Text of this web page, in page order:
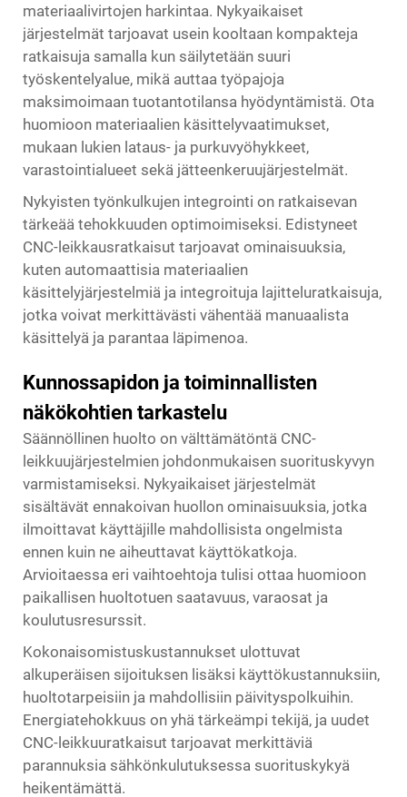
materiaalivirtojen harkintaa. Nykyaikaiset
järjestelmät tarjoavat usein kooltaan kompakteja
ratkaisuja samalla kun säilytetään suuri
työskentelyalue, mikä auttaa työpajoja
maksimoimaan tuotantotilansa hyödyntämistä. Ota
huomioon materiaalien käsittelyvaatimukset,
mukaan lukien lataus- ja purkuvyöhykkeet,
varastointialueet sekä jätteenkeruujärjestelmät.
Nykyisten työnkulkujen integrointi on ratkaisevan
tärkeää tehokkuuden optimoimiseksi. Edistyneet
CNC-leikkausratkaisut tarjoavat ominaisuuksia,
kuten automaattisia materiaalien
käsittelyjärjestelmiä ja integroituja lajitteluratkaisuja,
jotka voivat merkittävästi vähentää manuaalista
käsittelyä ja parantaa läpimenoa.
Kunnossapidon ja toiminnallisten
näkökohtien tarkastelu
Säännöllinen huolto on välttämätöntä CNC-
leikkuujärjestelmien johdonmukaisen suorituskyvyn
varmistamiseksi. Nykyaikaiset järjestelmät
sisältävät ennakoivan huollon ominaisuuksia, jotka
ilmoittavat käyttäjille mahdollisista ongelmista
ennen kuin ne aiheuttavat käyttökatkoja.
Arvioitaessa eri vaihtoehtoja tulisi ottaa huomioon
paikallisen huoltotuen saatavuus, varaosat ja
koulutusresurssit.
Kokonaisomistuskustannukset ulottuvat
alkuperäisen sijoituksen lisäksi käyttökustannuksiin,
huoltotarpeisiin ja mahdollisiin päivityspolkuihin.
Energiatehokkuus on yhä tärkeämpi tekijä, ja uudet
CNC-leikkuuratkaisut tarjoavat merkittäviä
parannuksia sähkönkulutuksessa suorituskykyä
heikentämättä.